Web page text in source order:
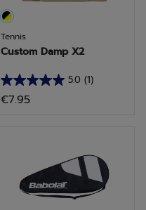
Tennis
Custom Damp X2
5.0 (1)
5.0
van
beoordeling
€7.95